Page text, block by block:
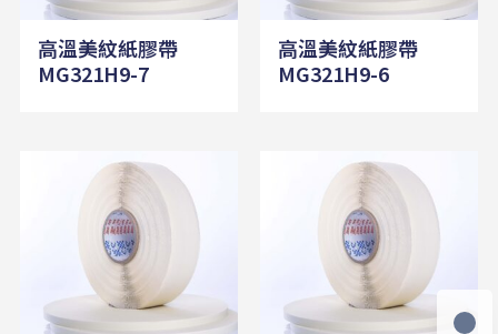
高溫美紋紙膠帶
MG321H9-7
高溫美紋紙膠帶
MG321H9-6